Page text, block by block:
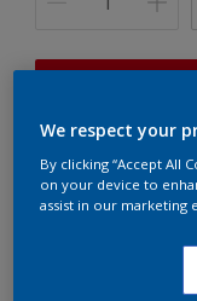
er hard aan om
We respect your
By clicking “Accept All
on your device to
assist in our marketing